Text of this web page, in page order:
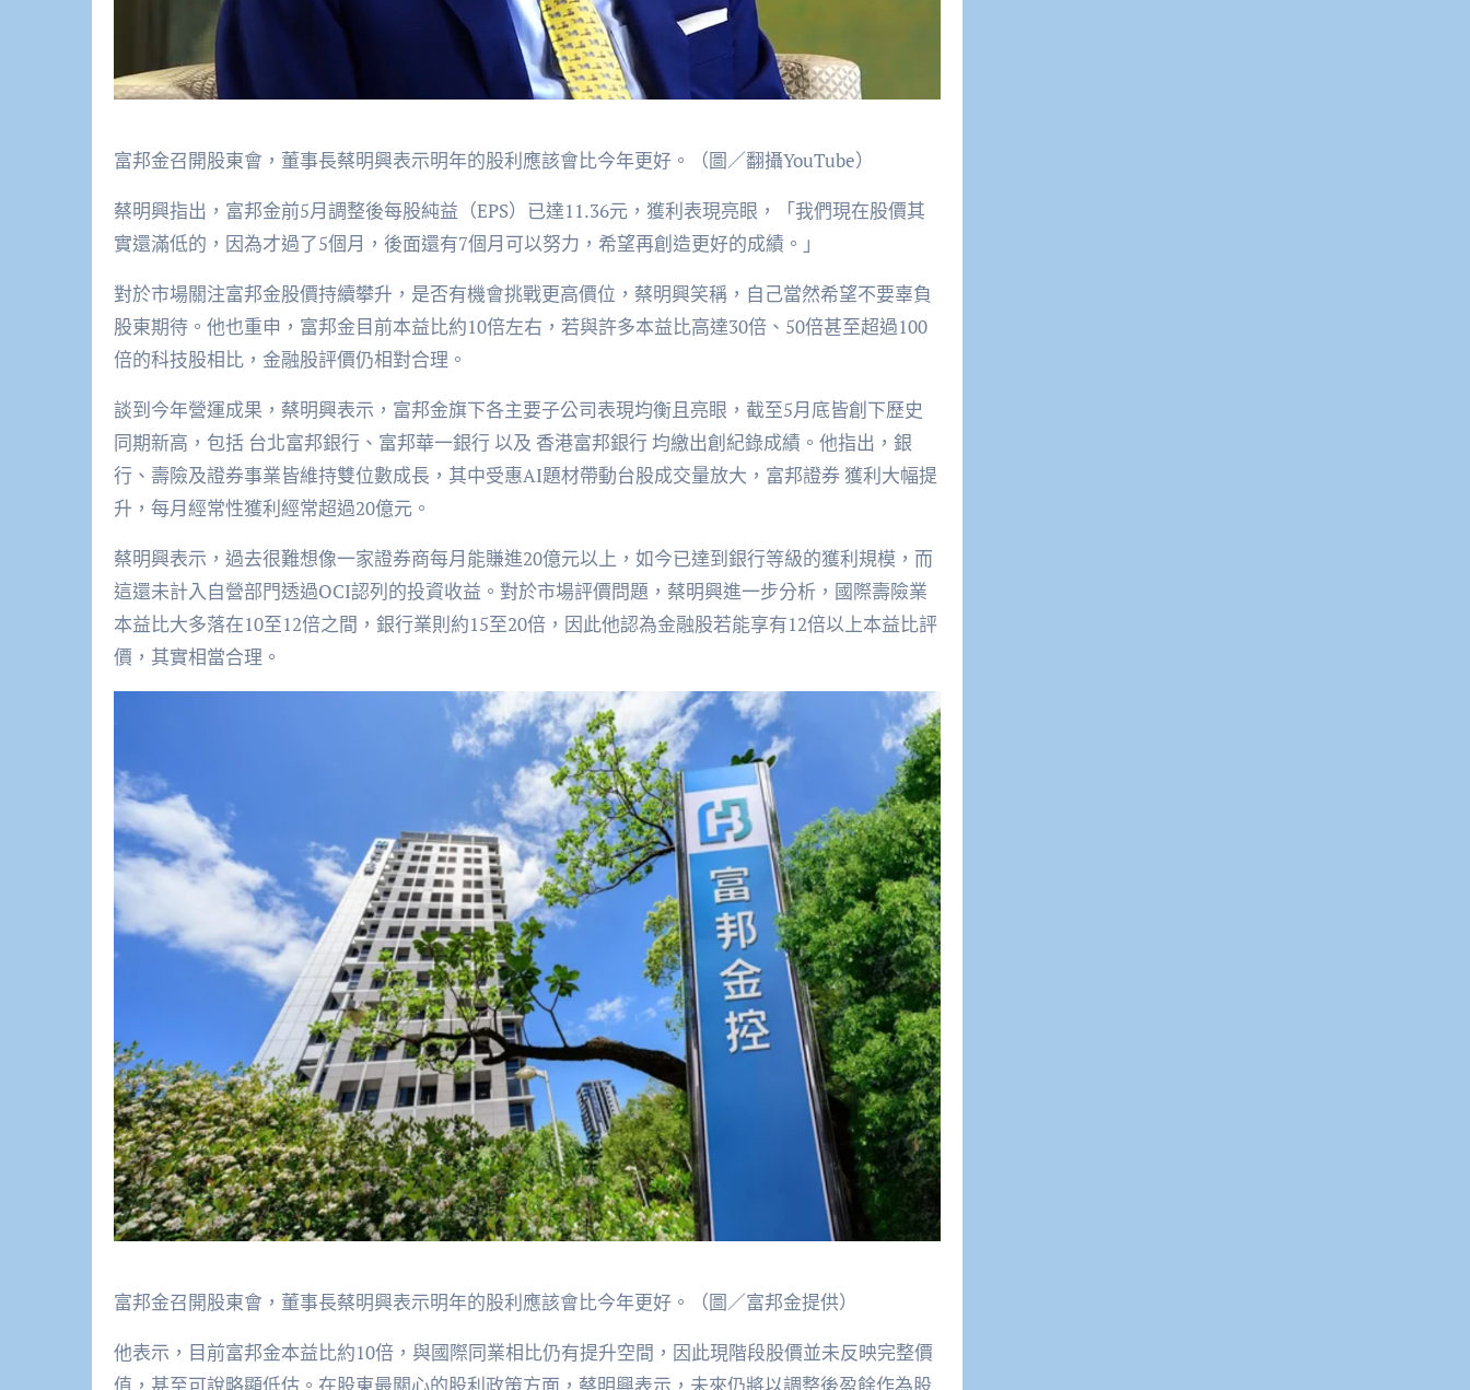
富邦金召開股東會，董事長蔡明興表示明年的股利應該會比今年更好。（圖／翻攝YouTube）
蔡明興指出，富邦金前5月調整後每股純益（EPS）已達11.36元，獲利表現亮眼，「我們現在股價其
實還滿低的，因為才過了5個月，後面還有7個月可以努力，希望再創造更好的成績。」
對於市場關注富邦金股價持續攀升，是否有機會挑戰更高價位，蔡明興笑稱，自己當然希望不要辜負
股東期待。他也重申，富邦金目前本益比約10倍左右，若與許多本益比高達30倍、50倍甚至超過100
倍的科技股相比，金融股評價仍相對合理。
談到今年營運成果，蔡明興表示，富邦金旗下各主要子公司表現均衡且亮眼，截至5月底皆創下歷史
同期新高，包括 台北富邦銀行、富邦華一銀行 以及 香港富邦銀行 均繳出創紀錄成績。他指出，銀
行、壽險及證券事業皆維持雙位數成長，其中受惠AI題材帶動台股成交量放大，富邦證券 獲利大幅提
升，每月經常性獲利經常超過20億元。
蔡明興表示，過去很難想像一家證券商每月能賺進20億元以上，如今已達到銀行等級的獲利規模，而
這還未計入自營部門透過OCI認列的投資收益。對於市場評價問題，蔡明興進一步分析，國際壽險業
本益比大多落在10至12倍之間，銀行業則約15至20倍，因此他認為金融股若能享有12倍以上本益比評
價，其實相當合理。
富邦金召開股東會，董事長蔡明興表示明年的股利應該會比今年更好。（圖／富邦金提供）
他表示，目前富邦金本益比約10倍，與國際同業相比仍有提升空間，因此現階段股價並未反映完整價